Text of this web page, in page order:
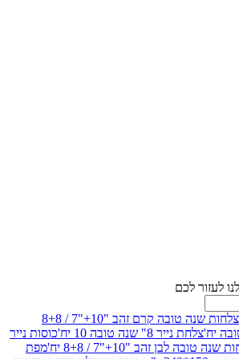
סט צלחות שנה טובה קרם זהב "10+"7 / 8+8
טובה 10 יח'
כוסות נייר
"10+"7 / 8+8 יח'
מפת